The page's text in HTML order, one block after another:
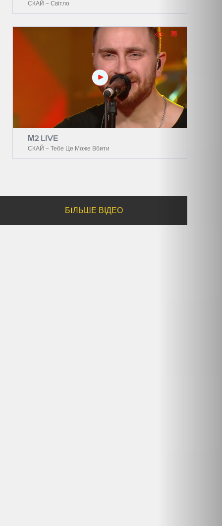
СКАЙ – Світло
М2 LIVE
СКАЙ – Тебе Це Може Вбити
БIЛЬШЕ ВІДЕО